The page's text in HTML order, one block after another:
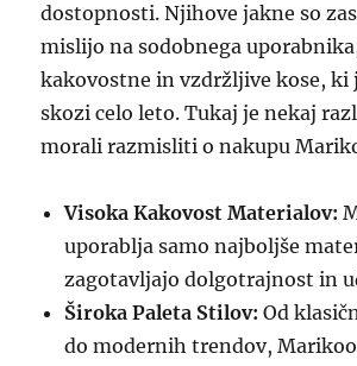
dostopnosti. Njihove jakne so
mislijo na sodobnega
kakovostne in vzdržljive kose, ki
skozi celo leto. Tukaj je nekaj
morali razmisliti o nakupu
Visoka Kakovost Materialov:
uporablja samo najboljše
zagotavljajo dolgotrajnost in
Široka Paleta Stilov: Od
do modernih trendov,